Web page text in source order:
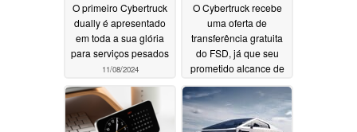
O primeiro Cybertruck
dually é apresentado
em toda a sua glória
para serviços pesados
11/08/2024
O Cybertruck recebe
uma oferta de
transferência gratuita
do FSD, já que seu
prometido alcance de
500 milhas se torna um
sonho impossível
10/23/2024